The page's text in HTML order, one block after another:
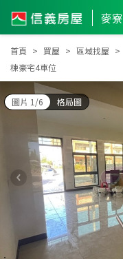
首頁 買屋 區域找屋
棟豪宅4車位
圖片 1/6 格局圖